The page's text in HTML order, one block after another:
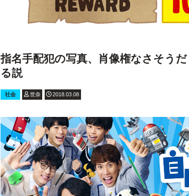
指名手配犯の写真、肖像権なさそう
る説
社会 世奈 2018.03.08